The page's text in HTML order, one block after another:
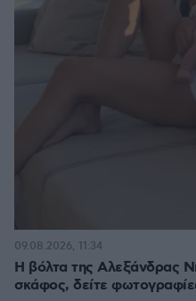
Η βόλτα της Αλεξάνδρας
σκάφος, δείτε
09.08.2026, 11:34